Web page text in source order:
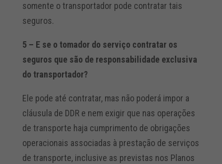
somente o transportador pode contratar tais
seguros.
5 – E se o tomador do serviço contratar os
seguros que são de responsabilidade exclusiva
do transportador?
Ele pode até contratar, mas não poderá impor a
cláusula de DDR e nem exigir que nas operações
de transporte haja cumprimento de obrigações
operacionais associadas à prestação de serviços
de transporte, inclusive as previstas nos Planos